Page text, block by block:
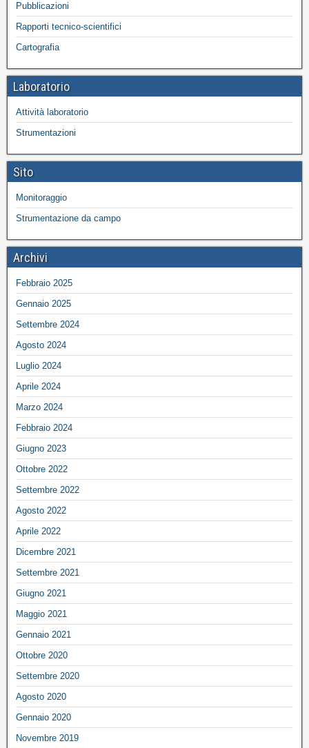
Pubblicazioni
Rapporti tecnico-scientifici
Cartografia
Laboratorio
Attività laboratorio
Strumentazioni
Sito
Monitoraggio
Strumentazione da campo
Archivi
Febbraio 2025
Gennaio 2025
Settembre 2024
Agosto 2024
Luglio 2024
Aprile 2024
Marzo 2024
Febbraio 2024
Giugno 2023
Ottobre 2022
Settembre 2022
Agosto 2022
Aprile 2022
Dicembre 2021
Settembre 2021
Giugno 2021
Maggio 2021
Gennaio 2021
Ottobre 2020
Settembre 2020
Agosto 2020
Gennaio 2020
Novembre 2019